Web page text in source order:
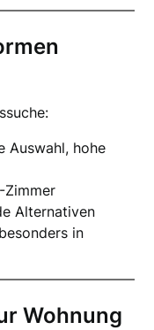
Auswahl, hohe
Zimmer
Alternativen
in
Wohnung